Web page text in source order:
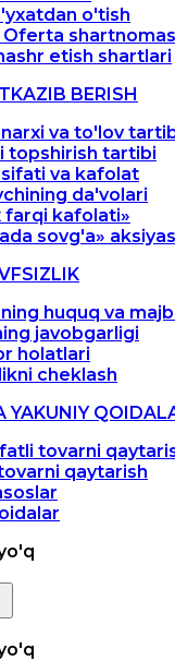
o'tish
Oferta
etish shartlari
BERISH
va to'lov
topshirish tartibi
va kafolat
da'volari
farqi kafolati»
sovg'a»
huquq va
javobgarligi
holatlari
cheklash
YAKUNIY
tovarni
qaytarish